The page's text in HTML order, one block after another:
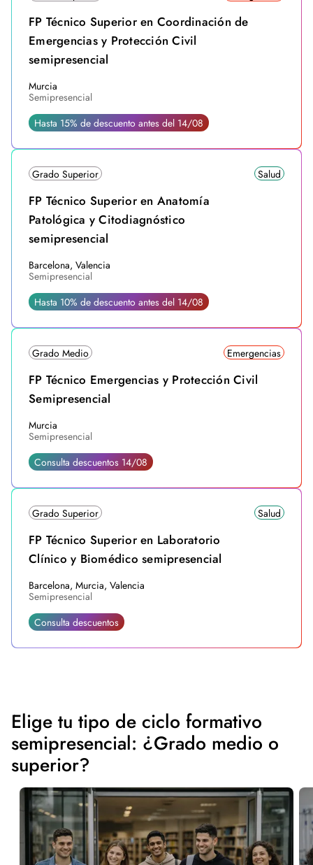
FP Técnico Superior en Coordinación de
Emergencias y Protección Civil
semipresencial
Murcia
Semipresencial
Hasta 15% de descuento antes del 14/08
Grado Superior Salud
FP Técnico Superior en Anatomía
Patológica y Citodiagnóstico
semipresencial
Barcelona, Valencia
Semipresencial
Hasta 10% de descuento antes del 14/08
Grado Medio Emergencias
FP Técnico Emergencias y Protección Civil
Semipresencial
Murcia
Semipresencial
Consulta descuentos 14/08
Grado Superior Salud
FP Técnico Superior en Laboratorio
Clínico y Biomédico semipresencial
Barcelona, Murcia, Valencia
Semipresencial
Consulta descuentos
Elige tu tipo de ciclo formativo
semipresencial: ¿Grado medio o
superior?